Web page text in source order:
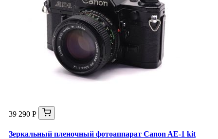
39 290 Р
Зеркальный пленочный фотоаппарат Canon AE-1 kit